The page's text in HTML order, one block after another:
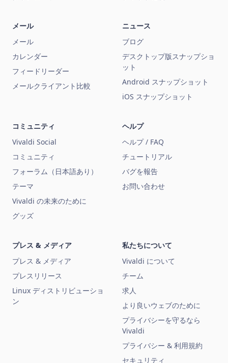
メール
メール
カレンダー
フィードリーダー
メールクライアント比較
ニュース
ブログ
デスクトップ版スナップショ
ット
Android スナップショット
iOS スナップショット
コミュニティ
Vivaldi Social
コミュニティ
フォーラム（日本語あり）
テーマ
Vivaldi の未来のために
グッズ
ヘルプ
ヘルプ / FAQ
チュートリアル
バグを報告
お問い合わせ
プレス & メディア
プレス & メディア
プレスリリース
Linux ディストリビューショ
ン
私たちについて
Vivaldi について
チーム
求人
より良いウェブのために
プライバシーを守るなら
Vivaldi
プライバシー & 利用規約
セキュリティ